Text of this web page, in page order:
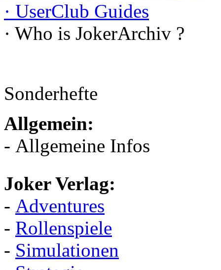
· UserClub Guides
· Who is JokerArchiv ?
Sonderhefte
Allgemein:
- Allgemeine Infos
Joker Verlag:
- Adventures
- Rollenspiele
- Simulationen